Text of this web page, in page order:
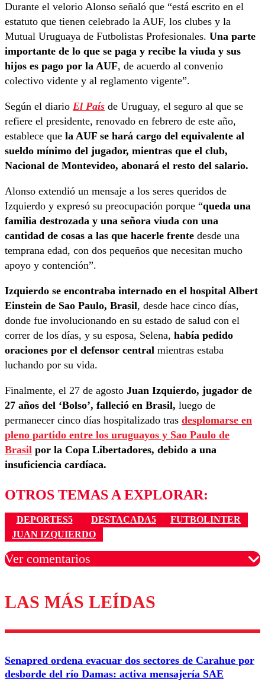
Durante el velorio Alonso señaló que “está escrito en el
estatuto que tienen celebrado la AUF, los clubes y la
Mutual Uruguaya de Futbolistas Profesionales. Una parte
importante de lo que se paga y recibe la viuda y sus
hijos es pago por la AUF, de acuerdo al convenio
colectivo vidente y al reglamento vigente”.
Según el diario El País de Uruguay, el seguro al que se
refiere el presidente, renovado en febrero de este año,
establece que la AUF se hará cargo del equivalente al
sueldo mínimo del jugador, mientras que el club,
Nacional de Montevideo, abonará el resto del salario.
Alonso extendió un mensaje a los seres queridos de
Izquierdo y expresó su preocupación porque “queda una
familia destrozada y una señora viuda con una
cantidad de cosas a las que hacerle frente desde una
temprana edad, con dos pequeños que necesitan mucho
apoyo y contención”.
Izquierdo se encontraba internado en el hospital Albert
Einstein de Sao Paulo, Brasil, desde hace cinco días,
donde fue involucionando en su estado de salud con el
correr de los días, y su esposa, Selena, había pedido
oraciones por el defensor central mientras estaba
luchando por su vida.
Finalmente, el 27 de agosto Juan Izquierdo, jugador de
27 años del ‘Bolso’, falleció en Brasil, luego de
permanecer cinco días hospitalizado tras desplomarse en
pleno partido entre los uruguayos y Sao Paulo de
Brasil por la Copa Libertadores, debido a una
insuficiencia cardíaca.
OTROS TEMAS A EXPLORAR:
DEPORTES5 DESTACADA5
FUTBOLINTER
JUAN IZQUIERDO
Ver comentarios
Los comentarios son moderados para garantizar un
diálogo respetuoso.
Correo
LAS MÁS LEÍDAS
Senapred ordena evacuar dos sectores de Carahue por
desborde del río Damas: activa mensajería SAE